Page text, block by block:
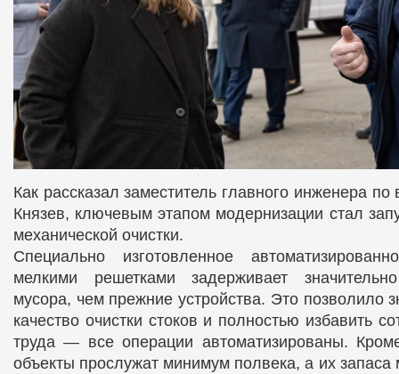
Как рассказал заместитель главного инженера
Князев, ключевым этапом модернизации стал
механической очистки.
Специально изготовленное
мелкими решетками задерживает
мусора, чем прежние устройства. Это позволило
качество очистки стоков и полностью избавить
труда — все операции автоматизированы.
объекты прослужат минимум полвека, а их запаса